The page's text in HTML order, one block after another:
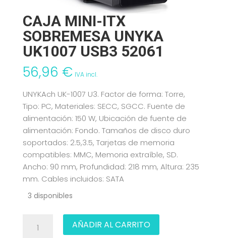
CAJA MINI-ITX
SOBREMESA UNYKA
UK1007 USB3 52061
56,96 € IVA incl.
UNYKAch UK-1007 U3. Factor de forma: Torre,
Tipo: PC, Materiales: SECC, SGCC. Fuente de
alimentación: 150 W, Ubicación de fuente de
alimentación: Fondo. Tamaños de disco duro
soportados: 2.5,3.5, Tarjetas de memoria
compatibles: MMC, Memoria extraíble, SD.
Ancho: 90 mm, Profundidad: 218 mm, Altura: 235
mm. Cables incluidos: SATA
3 disponibles
MINI-
AÑADIR AL CARRITO